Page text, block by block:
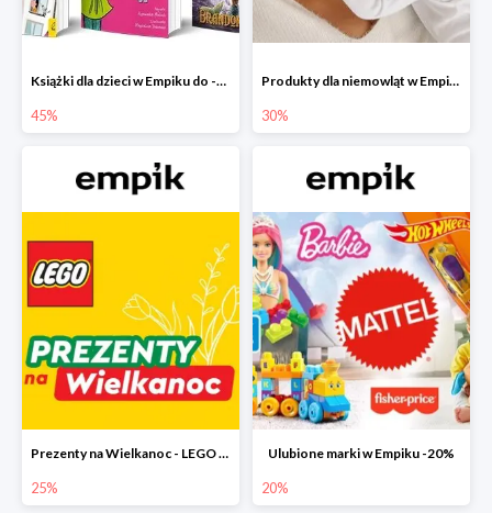
Książki dla dzieci w Empiku do -45%
45%
Produkty dla niemowląt w Empiku do -30%
30%
Prezenty na Wielkanoc - LEGO w Empiku do -25%
25%
Ulubione marki w Empiku -20%
20%